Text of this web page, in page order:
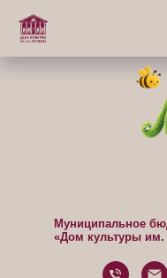
Муниципальное
«Дом культуры